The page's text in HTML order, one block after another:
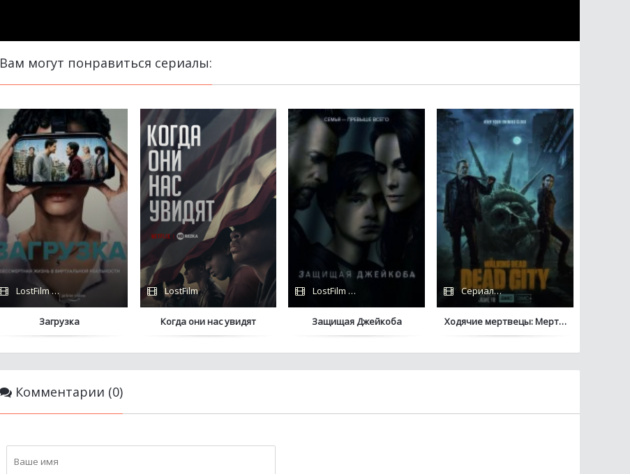
Вам могут понравиться сериалы:
LostFilm / Amazon
Загрузка
LostFilm
Когда они нас увидят
LostFilm / Apple TV+
Защищая Джейкоба
Сериалы 2023 / TVShows / Дубляж
Ходячие мертвецы: Мертвый город
Комментарии (0)